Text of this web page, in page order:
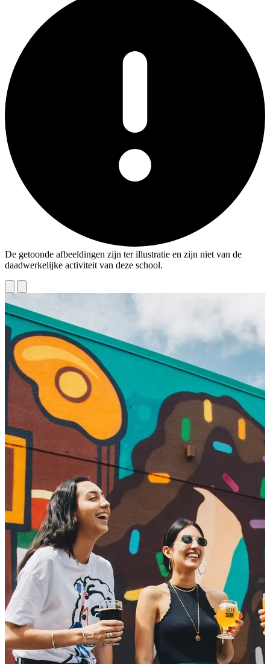
De getoonde afbeeldingen zijn ter illustratie en zijn niet van de
daadwerkelijke activiteit van deze school.